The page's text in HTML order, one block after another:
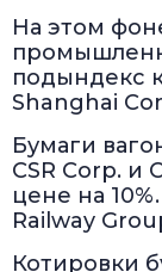
На этом
подындекс
Shanghai
Бумаги
CSR Corp. и
цене на
Railway
Котировки